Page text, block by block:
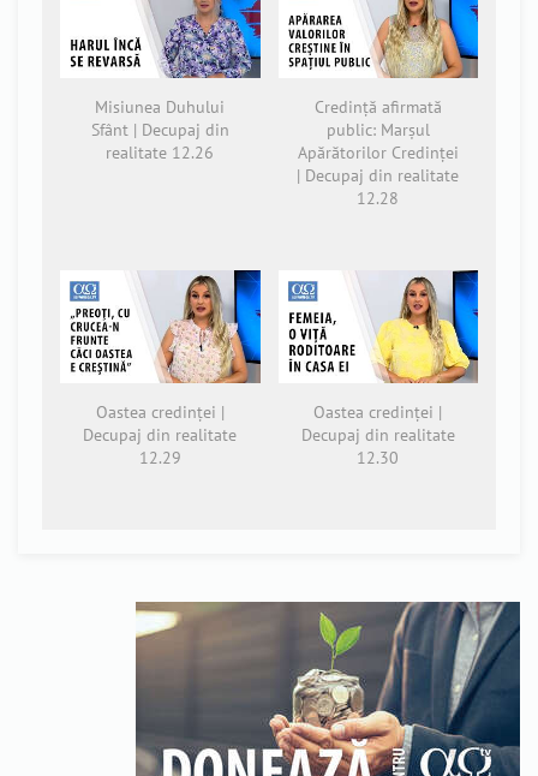
Misiunea Duhului
Sfânt | Decupaj din
realitate 12.26
Credință afirmată
public: Marșul
Apărătorilor Credinței
| Decupaj din realitate
12.28
Oastea credinței |
Decupaj din realitate
12.29
Oastea credinței |
Decupaj din realitate
12.30